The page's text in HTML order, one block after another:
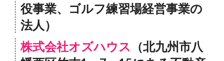
役事業、ゴルフ練習場経営事業の
法人）
株式会社オズハウス
（北九州市八